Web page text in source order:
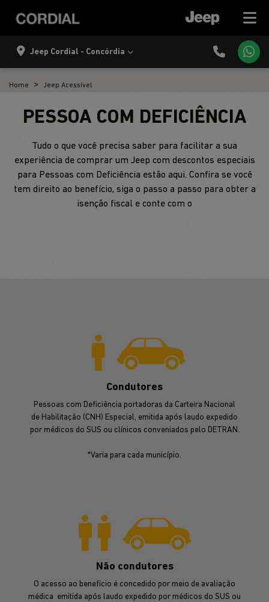
Jeep Cordial - Concórdia
Home Jeep Acessível
PESSOA COM DEFICIÊNCIA
Tudo o que você precisa saber para facilitar a sua
experiência de comprar um Jeep com descontos especiais
para Pessoas com Deficiência estão aqui. Confira se você
tem direito ao benefício, siga o passo a passo para obter a
isenção fiscal e conte com o
Condutores
Pessoas com Deficiência portadoras da Carteira Nacional
de Habilitação (CNH) Especial, emitida após laudo expedido
por médicos do SUS ou clínicos conveniados pelo DETRAN.
*Varia para cada município.
Não condutores
O acesso ao benefício é concedido por meio de avaliação
médica emitida após laudo expedido por médicos do SUS ou